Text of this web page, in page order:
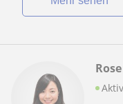
Aktiv